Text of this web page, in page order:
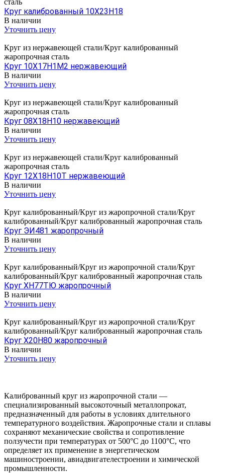
Круг калиброванный 10Х23Н18
В наличии
Уточнить цену
Круг из нержавеющей стали/Круг калиброванный
жаропрочная сталь
Круг 10Х17Н1М2 нержавеющий
В наличии
Уточнить цену
Круг из нержавеющей стали/Круг калиброванный
жаропрочная сталь
Круг 08Х18Н10 нержавеющий
В наличии
Уточнить цену
Круг из нержавеющей стали/Круг калиброванный
жаропрочная сталь
Круг 12Х18Н10Т нержавеющий
В наличии
Уточнить цену
Круг калиброванный/Круг из жаропрочной стали/Круг
калиброванный/Круг калиброванный жаропрочная сталь
Круг ЭИ481 жаропрочный
В наличии
Уточнить цену
Круг калиброванный/Круг из жаропрочной стали/Круг
калиброванный/Круг калиброванный жаропрочная сталь
Круг ХН77ТЮ жаропрочный
В наличии
Уточнить цену
Круг калиброванный/Круг из жаропрочной стали/Круг
калиброванный/Круг калиброванный жаропрочная сталь
Круг Х20Н80 жаропрочный
В наличии
Уточнить цену
Калиброванный круг из жаропрочной стали —
специализированный высокоточный металлопрокат,
предназначенный для работы в условиях длительного
температурного воздействия. Жаропрочные стали и сплавы
сохраняют механические свойства и сопротивление
ползучести при температурах от 500°C до 1100°C, что
определяет их применение в энергетическом
машиностроении, авиадвигателестроении и химической
промышленности.